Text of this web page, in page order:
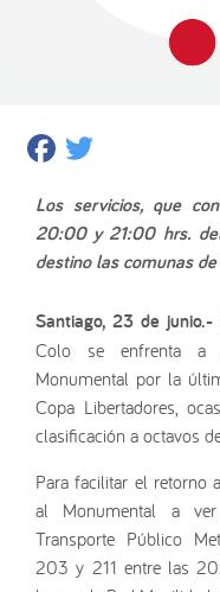
Facebook
Los servicios, que
20:00 y 21:00 hrs.
destino las comunas
Santiago, 23 de junio.-
Colo se enfrenta a
Monumental por la
Copa Libertadores,
clasificación a octavos
Para facilitar el retorno
al Monumental a
Transporte Público
203 y 211 entre las